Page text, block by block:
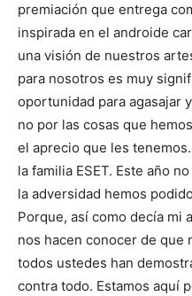
premiación que entrega
inspirada en el androide
una visión de nuestros
para nosotros es muy
oportunidad para agasajar
no por las cosas que
el aprecio que les
la familia ESET. Este año
la adversidad hemos
Porque, así como decía mi
nos hacen conocer de que
todos ustedes han
contra todo. Estamos aquí